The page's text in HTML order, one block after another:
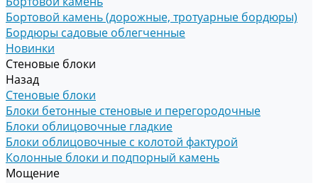
Бортовой камень (дорожные, тротуарные бордюры)
Бордюры садовые облегченные
Новинки
Стеновые блоки
Назад
Стеновые блоки
Блоки бетонные стеновые и перегородочные
Блоки облицовочные гладкие
Блоки облицовочные с колотой фактурой
Колонные блоки и подпорный камень
Мощение